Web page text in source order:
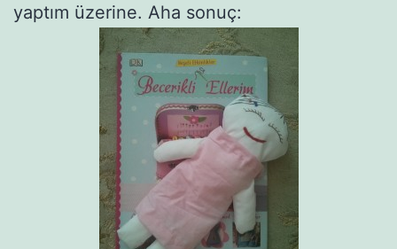
yaptım üzerine. Aha sonuç: